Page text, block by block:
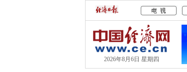
2026年8月6日 星期四